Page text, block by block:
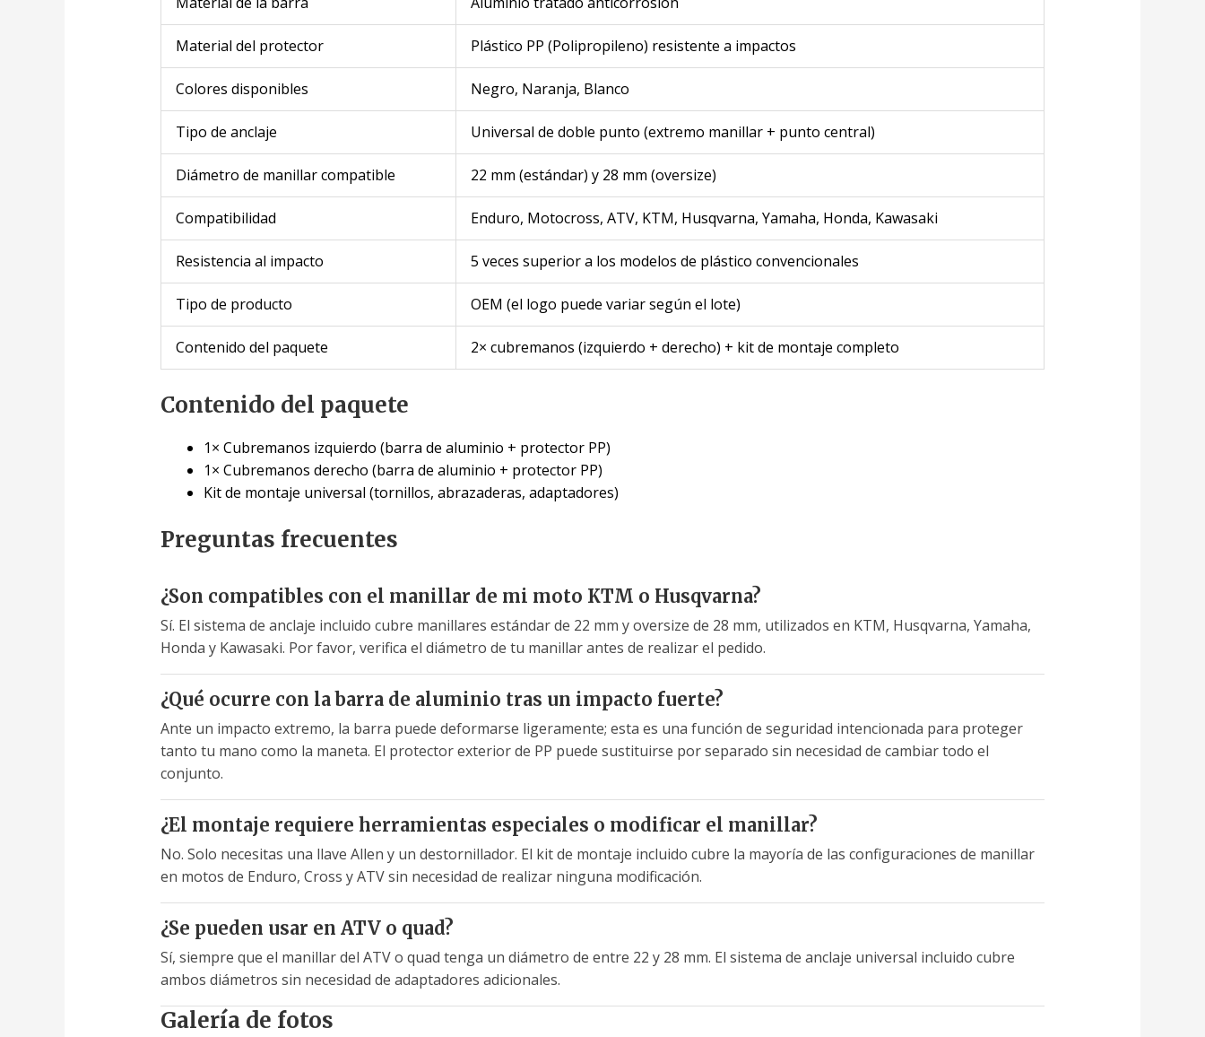
Material del protector Plástico PP (Polipropileno) resistente a impactos
Colores disponibles Negro, Naranja, Blanco
Tipo de anclaje Universal de doble punto (extremo manillar + punto central)
Diámetro de manillar compatible 22 mm (estándar) y 28 mm (oversize)
Compatibilidad Enduro, Motocross, ATV, KTM, Husqvarna, Yamaha, Honda, Kawasaki
Resistencia al impacto 5 veces superior a los modelos de plástico convencionales
Tipo de producto OEM (el logo puede variar según el lote)
Contenido del paquete 2× cubremanos (izquierdo + derecho) + kit de montaje completo
Contenido del paquete
1× Cubremanos izquierdo (barra de aluminio + protector PP)
1× Cubremanos derecho (barra de aluminio + protector PP)
Kit de montaje universal (tornillos, abrazaderas, adaptadores)
Preguntas frecuentes
¿Son compatibles con el manillar de mi moto KTM o Husqvarna?
Sí. El sistema de anclaje incluido cubre manillares estándar de 22 mm y oversize de 28 mm, utilizados en KTM, Husqvarna, Yamaha,
Honda y Kawasaki. Por favor, verifica el diámetro de tu manillar antes de realizar el pedido.
¿Qué ocurre con la barra de aluminio tras un impacto fuerte?
Ante un impacto extremo, la barra puede deformarse ligeramente; esta es una función de seguridad intencionada para proteger
tanto tu mano como la maneta. El protector exterior de PP puede sustituirse por separado sin necesidad de cambiar todo el
conjunto.
¿El montaje requiere herramientas especiales o modificar el manillar?
No. Solo necesitas una llave Allen y un destornillador. El kit de montaje incluido cubre la mayoría de las configuraciones de manillar
en motos de Enduro, Cross y ATV sin necesidad de realizar ninguna modificación.
¿Se pueden usar en ATV o quad?
Sí, siempre que el manillar del ATV o quad tenga un diámetro de entre 22 y 28 mm. El sistema de anclaje universal incluido cubre
ambos diámetros sin necesidad de adaptadores adicionales.
Galería de fotos